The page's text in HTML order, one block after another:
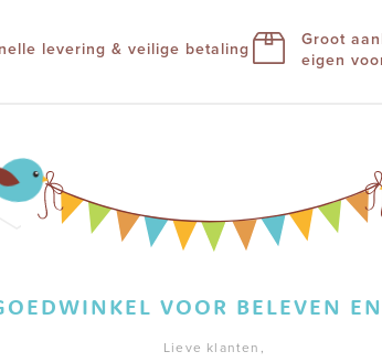
levering & veilige betaling
Groot
eigen
VOOR BELEVEN
Lieve klanten,